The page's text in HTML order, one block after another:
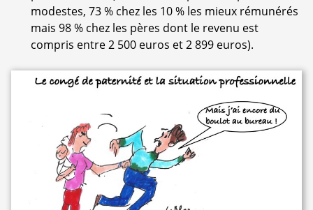
modestes, 73 % chez les 10 % les mieux rémunérés
mais 98 % chez les pères dont le revenu est
compris entre 2 500 euros et 2 899 euros).